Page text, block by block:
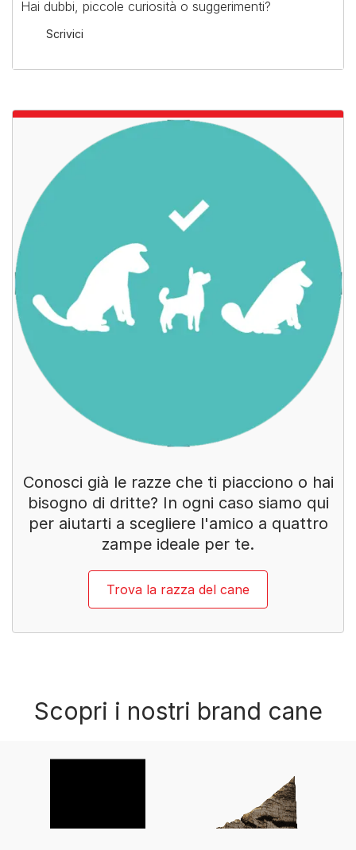
Hai dubbi, piccole curiosità o suggerimenti?
Scrivici
Conosci già le razze che ti piacciono o hai
bisogno di dritte? In ogni caso siamo qui
per aiutarti a scegliere l'amico a quattro
zampe ideale per te.
Trova la razza del cane
Scopri i nostri brand cane